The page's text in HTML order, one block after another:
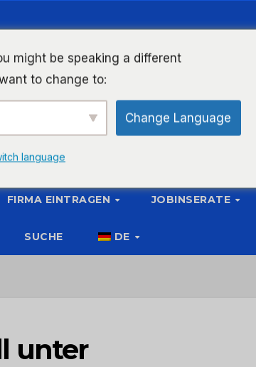
FIRMA EINTRAGEN JOBINSERATE
SUCHE DE
unter
might be speaking a different
to change to:
Change Language
language